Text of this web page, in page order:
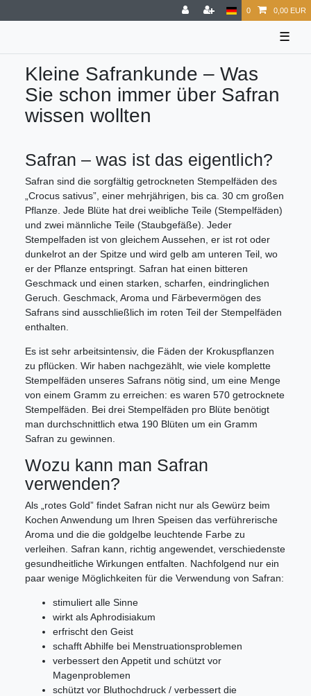
0 0,00 EUR
☰
Kleine Safrankunde – Was
Sie schon immer über Safran
wissen wollten
Safran – was ist das eigentlich?
Safran sind die sorgfältig getrockneten Stempelfäden des
„Crocus sativus”, einer mehrjährigen, bis ca. 30 cm großen
Pflanze. Jede Blüte hat drei weibliche Teile (Stempelfäden)
und zwei männliche Teile (Staubgefäße). Jeder
Stempelfaden ist von gleichem Aussehen, er ist rot oder
dunkelrot an der Spitze und wird gelb am unteren Teil, wo
er der Pflanze entspringt. Safran hat einen bitteren
Geschmack und einen starken, scharfen, eindringlichen
Geruch. Geschmack, Aroma und Färbevermögen des
Safrans sind ausschließlich im roten Teil der Stempelfäden
enthalten.
Es ist sehr arbeitsintensiv, die Fäden der Krokuspflanzen
zu pflücken. Wir haben nachgezählt, wie viele komplette
Stempelfäden unseres Safrans nötig sind, um eine Menge
von einem Gramm zu erreichen: es waren 570 getrocknete
Stempelfäden. Bei drei Stempelfäden pro Blüte benötigt
man durchschnittlich etwa 190 Blüten um ein Gramm
Safran zu gewinnen.
Wozu kann man Safran
verwenden?
Als „rotes Gold” findet Safran nicht nur als Gewürz beim
Kochen Anwendung um Ihren Speisen das verführerische
Aroma und die die goldgelbe leuchtende Farbe zu
verleihen. Safran kann, richtig angewendet, verschiedenste
gesundheitliche Wirkungen entfalten. Nachfolgend nur ein
paar wenige Möglichkeiten für die Verwendung von Safran:
stimuliert alle Sinne
wirkt als Aphrodisiakum
erfrischt den Geist
schafft Abhilfe bei Menstruationsproblemen
verbessert den Appetit und schützt vor
Magenproblemen
schützt vor Bluthochdruck / verbessert die